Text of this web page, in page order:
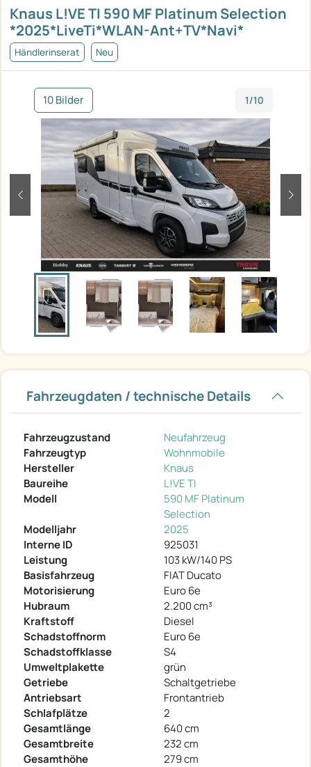
Knaus L!VE TI 590 MF Platinum Selection
*2025*LiveTi*WLAN-Ant+TV*Navi*
Händlerinserat Neu
10 Bilder 1/10
zurück
Fahrzeugdaten / technische Details
Fahrzeugzustand
Neufahrzeug
Fahrzeugtyp
Wohnmobile
Hersteller
Knaus
Baureihe
L!VE TI
Modell
590 MF Platinum
Selection
Modelljahr
2025
Interne ID
925031
Leistung
103 kW/140 PS
Basisfahrzeug
FIAT Ducato
Motorisierung
Euro 6e
Hubraum
2.200 cm³
Kraftstoff
Diesel
Schadstoffnorm
Euro 6e
Schadstoffklasse
S4
Umweltplakette
grün
Getriebe
Schaltgetriebe
Antriebsart
Frontantrieb
Schlafplätze
2
Gesamtlänge
640 cm
Gesamtbreite
232 cm
Gesamthöhe
279 cm